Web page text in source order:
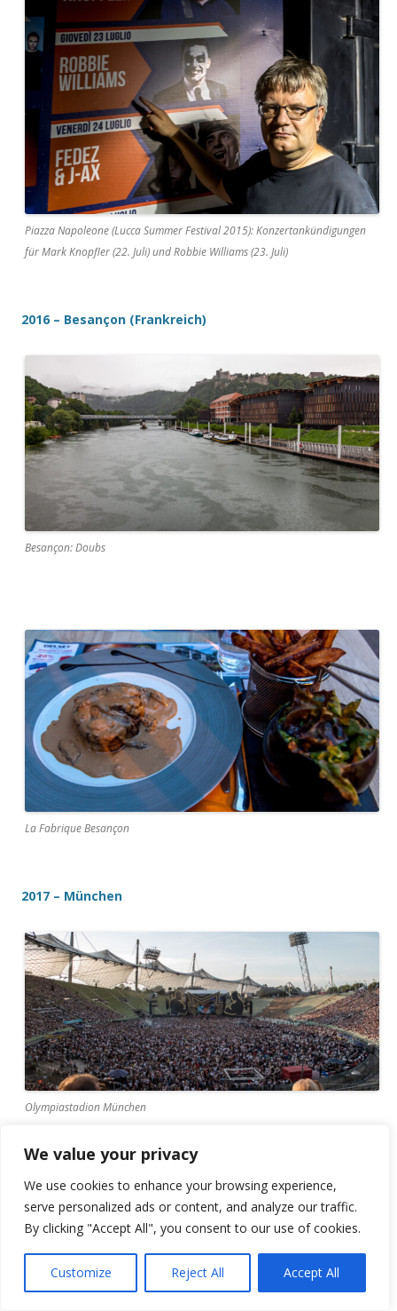
We value your privacy
We use cookies to enhance your browsing experience,
serve personalized ads or content, and analyze our traffic.
By clicking "Accept All", you consent to our use of cookies.
Customize Reject All Accept All
Piazza Napoleone (Lucca Summer Festival 2015): Konzertankündigungen
für Mark Knopfler (22. Juli) und Robbie Williams (23. Juli)
2016 – Besançon (Frankreich)
Besançon: Doubs
La Fabrique Besançon
2017 – München
Olympiastadion München